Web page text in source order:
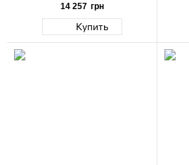
14 257 грн
Купить